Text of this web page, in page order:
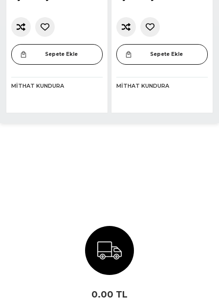
Ayakkabısı
Sepete Ekle
MITHAT KUNDURA
Sepete Ekle
MITHAT KUNDURA
0.00 TL